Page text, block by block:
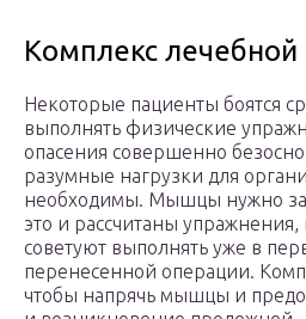
Комплекс лечебной
Некоторые пациенты боятся
выполнять физические
опасения совершенно
разумные нагрузки для
необходимы. Мышцы нужно
это и рассчитаны
советуют выполнять уже в
перенесенной операции.
чтобы напрячь мышцы и